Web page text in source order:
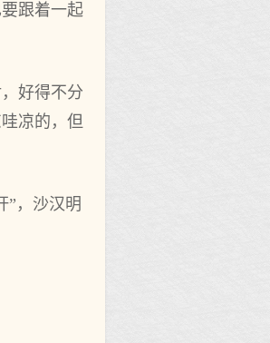
跟着一起
好得不分
凉的，但
”，沙汉明